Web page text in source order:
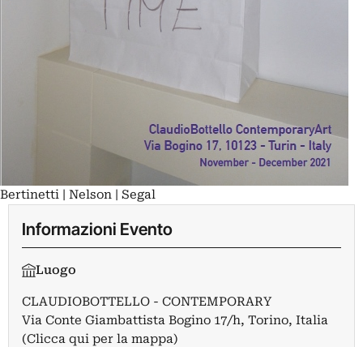
Bertinetti | Nelson | Segal
Informazioni Evento
Luogo
CLAUDIOBOTTELLO - CONTEMPORARY
Via Conte Giambattista Bogino 17/h, Torino, Italia
(Clicca qui per la mappa)